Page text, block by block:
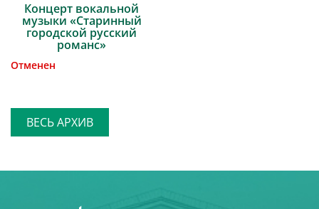
Концерт вокальной
музыки «Cтаринный
городской русский
романс»
Отменен
ВЕСЬ АРХИВ